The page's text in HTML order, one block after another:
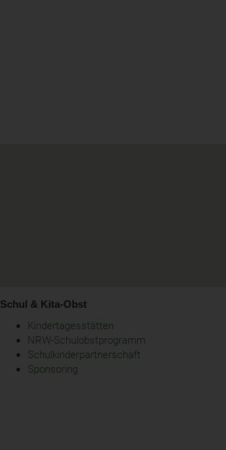
Schul & Kita-Obst
Kindertagesstätten
NRW-Schulobstprogramm
Schulkinderpartnerschaft
Sponsoring